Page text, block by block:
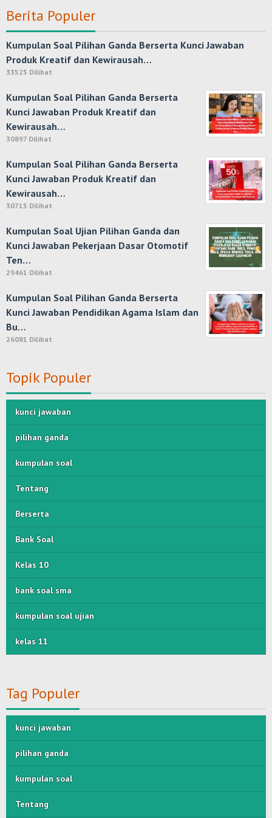
Berita Populer
Kumpulan Soal Pilihan Ganda Berserta Kunci Jawaban
Produk Kreatif dan Kewirausah…
33525 Dilihat
Kumpulan Soal Pilihan Ganda Berserta
Kunci Jawaban Produk Kreatif dan
Kewirausah…
30897 Dilihat
Kumpulan Soal Pilihan Ganda Berserta
Kunci Jawaban Produk Kreatif dan
Kewirausah…
30715 Dilihat
Kumpulan Soal Ujian Pilihan Ganda dan
Kunci Jawaban Pekerjaan Dasar Otomotif
Ten…
29461 Dilihat
Kumpulan Soal Pilihan Ganda Berserta
Kunci Jawaban Pendidikan Agama Islam dan
Bu…
26081 Dilihat
Topik Populer
kunci jawaban
pilihan ganda
kumpulan soal
Tentang
Berserta
Bank Soal
Kelas 10
bank soal sma
kumpulan soal ujian
kelas 11
Tag Populer
kunci jawaban
pilihan ganda
kumpulan soal
Tentang